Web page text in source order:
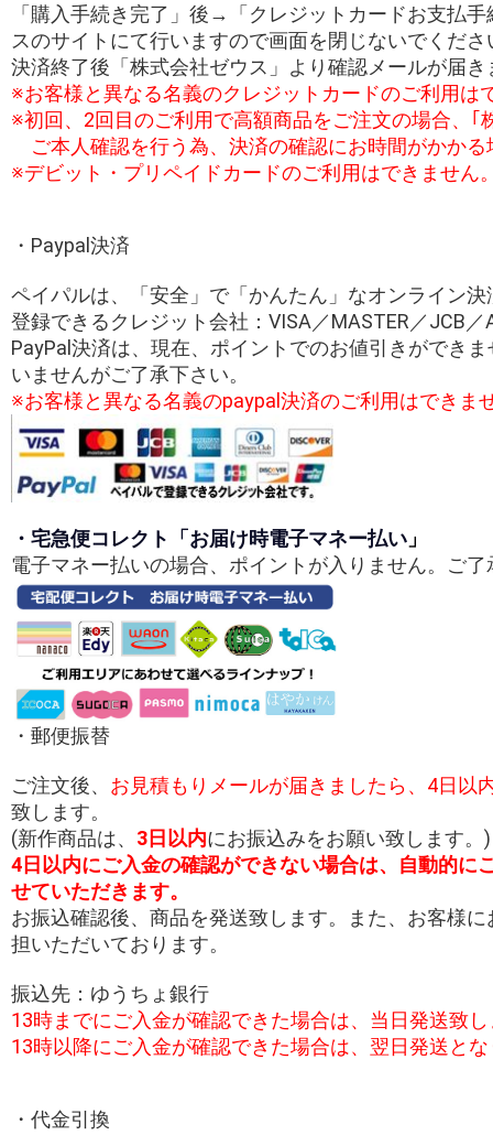
「購入手続き完了」後→「クレジットカードお支払
スのサイトにて行いますので画面を閉じないでくださ
決済終了後「株式会社ゼウス」より確認メールが届き
※お客様と異なる名義のクレジットカードのご利用は
※初回、2回目のご利用で高額商品をご注文の場合、｢
ご本人確認を行う為、決済の確認にお時間がかかる
※デビット・プリペイドカードのご利用はできません
・Paypal決済
ペイパルは、「安全」で「かんたん」なオンライン
登録できるクレジット会社：VISA／MASTER／JCB
PayPal決済は、現在、ポイントでのお値引きができ
いませんがご了承下さい。
※お客様と異なる名義のpaypal決済のご利用はできま
・宅急便コレクト「お届け時電子マネー払い 」
電子マネー払いの場合、ポイントが入りません。ご了
・郵便振替
ご注文後、 お見積もりメールが届きましたら、 4日以
致します。
(新作商品は、 3日以内にお振込みをお願い致します。)
4日以内にご入金の確認ができない場合は、自動的に
せていただきます。
お振込確認後、商品を発送致します。また、お客様
担いただいております。
振込先：ゆうちょ銀行
13時までにご入金が確認できた場合は、当日発送致
13時以降にご入金が確認できた場合は、翌日発送と
・代金引換